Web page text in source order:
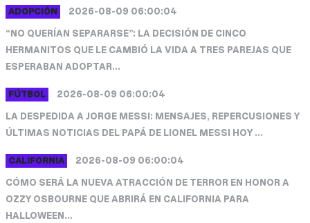
ADOPCIÓN
2026-08-09 06:00:04
“NO QUERÍAN SEPARARSE”: LA DECISIÓN DE CINCO
HERMANITOS QUE LE CAMBIÓ LA VIDA A TRES PAREJAS QUE
ESPERABAN ADOPTAR...
FÚTBOL
2026-08-09 06:00:04
LA DESPEDIDA A JORGE MESSI: MENSAJES, REPERCUSIONES Y
ÚLTIMAS NOTICIAS DEL PAPÁ DE LIONEL MESSI HOY ...
CALIFORNIA
2026-08-09 06:00:04
CÓMO SERÁ LA NUEVA ATRACCIÓN DE TERROR EN HONOR A
OZZY OSBOURNE QUE ABRIRÁ EN CALIFORNIA PARA
HALLOWEEN...